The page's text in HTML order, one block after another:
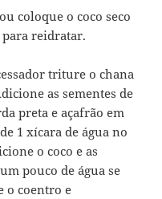
coloque o coco seco
reidratar.
triture o chana
as sementes de
preta e açafrão em
1 xícara de água no
o coco e as
pouco de água se
o coentro e